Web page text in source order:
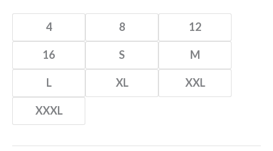
4 8 12
16 S M
L XL XXL
XXXL